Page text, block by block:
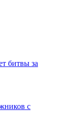
битвы за
с